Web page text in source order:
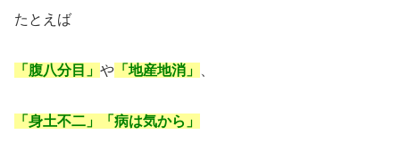
たとえば
「腹八分目」 や 「地産地消」
「身土不二」「病は気から」